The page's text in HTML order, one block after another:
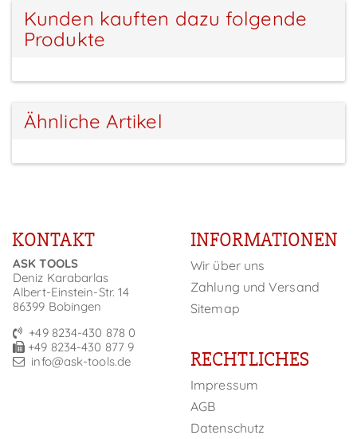
Kunden kauften dazu folgende
Produkte
Ähnliche Artikel
KONTAKT
ASK TOOLS
Deniz Karabarlas
Albert-Einstein-Str. 14
86399 Bobingen
+49 8234-430 878 0
+49 8234-430 877 9
info@ask-tools.de
INFORMATIONEN
Wir über uns
Zahlung und Versand
Sitemap
RECHTLICHES
Impressum
AGB
Datenschutz